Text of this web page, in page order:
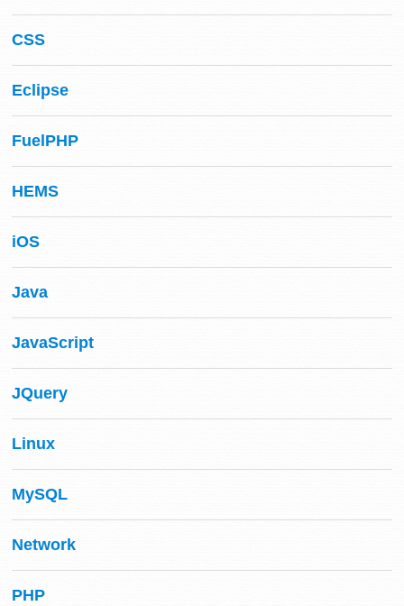
CSS
Eclipse
FuelPHP
HEMS
iOS
Java
JavaScript
JQuery
Linux
MySQL
Network
PHP